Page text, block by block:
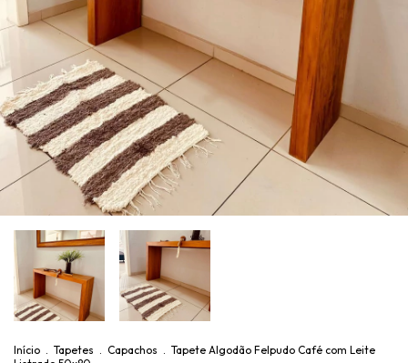
Início . Tapetes . Capachos . Tapete Algodão Felpudo Café com Leite